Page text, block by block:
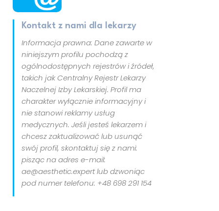
Kontakt z nami dla lekarzy
Informacja prawna: Dane zawarte w
niniejszym profilu pochodzą z
ogólnodostępnych rejestrów i źródeł,
takich jak Centralny Rejestr Lekarzy
Naczelnej Izby Lekarskiej. Profil ma
charakter wyłącznie informacyjny i
nie stanowi reklamy usług
medycznych. Jeśli jesteś lekarzem i
chcesz zaktualizować lub usunąć
swój profil, skontaktuj się z nami:
pisząc na adres e-mail:
ae@aesthetic.expert lub dzwoniąc
pod numer telefonu: +48 698 291 154